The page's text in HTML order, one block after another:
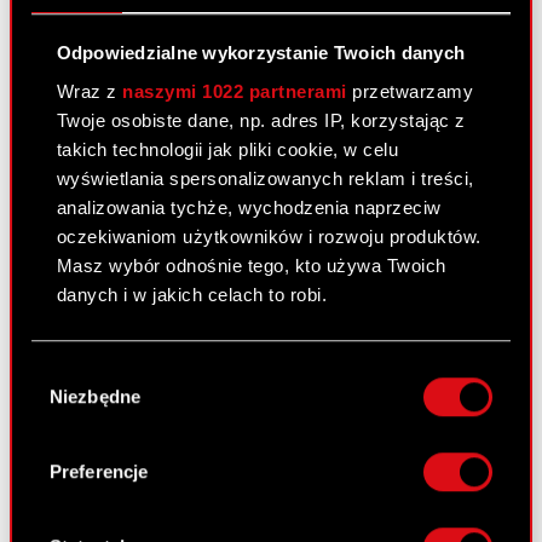
Odpowiedzialne wykorzystanie Twoich danych
Wraz z naszymi 1022 partnerami przetwarzamy
Twoje osobiste dane, np. adres IP, korzystając z
takich technologii jak pliki cookie, w celu
wyświetlania spersonalizowanych reklam i treści,
analizowania tychże, wychodzenia naprzeciw
oczekiwaniom użytkowników i rozwoju produktów.
Masz wybór odnośnie tego, kto używa Twoich
danych i w jakich celach to robi.
Gromadzić dane dotyczące Twojej
lokalizacji geograficznej z dokładnością nawet
Identyfikować Twoje urządzenie, aktywnie
analizując charakteryzującego je zbiory
zgody
Niezbędne
Preferencje
PDF Pobierz załącznik
Raport bieżący nr 18/2011 –
korekta
17 marca 2011 0:00
PDF
Nabycie aktywów znacznej wartości
(Korekta)
PDF
Otrzymanie zawiadomienia dot. zawartej
umowy